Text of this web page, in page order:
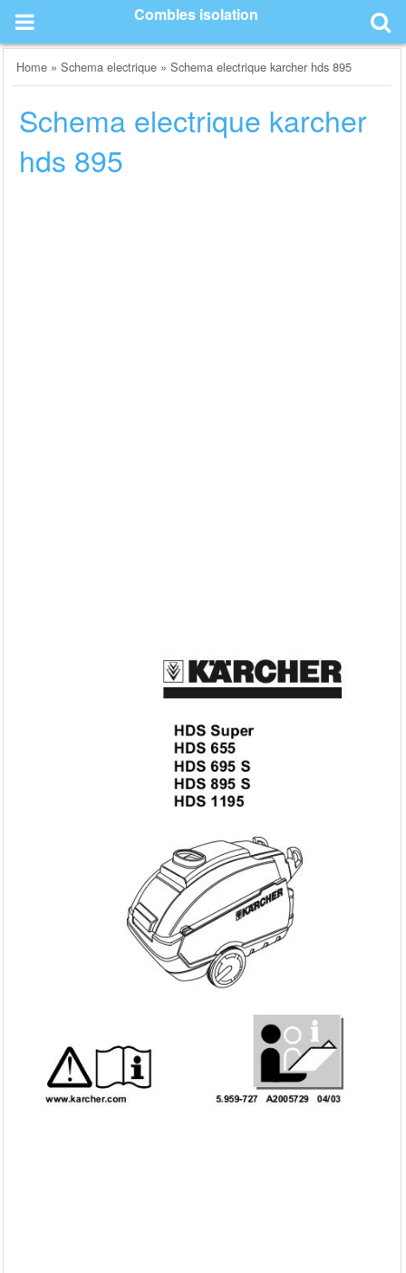
content
Combles isolation
Home »Schema electrique »Schema electrique karcher hds 895
Schema electrique karcher
hds 895